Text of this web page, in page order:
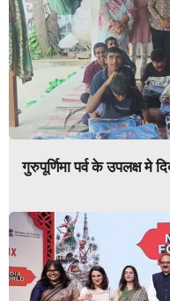
गुरुपूर्णिमा पर्व के उपलक्ष मे